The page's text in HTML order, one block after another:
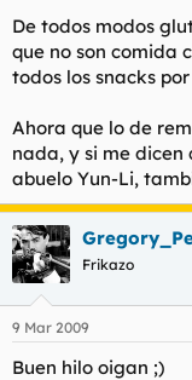
sabor, con lo que no
[11] como
Societies for
Europea aprobaron
alimentario y lo
De todos modos
que no son comida
todos los snacks
Ahora que lo de
nada, y si me dicen
abuelo Yun-Li,
Frikazo
9 Mar 2009
Buen hilo oigan ;)